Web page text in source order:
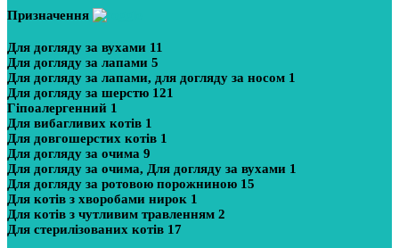
Призначення
Для догляду за вухами 11
Для догляду за лапами 5
Для догляду за лапами, для догляду за носом 1
Для догляду за шерстю 121
Гіпоалергенний 1
Для вибагливих котів 1
Для довгошерстих котів 1
Для догляду за очима 9
Для догляду за очима, Для догляду за вухами 1
Для догляду за ротовою порожниною 15
Для котів з хворобами нирок 1
Для котів з чутливим травленням 2
Для стерилізованих котів 17